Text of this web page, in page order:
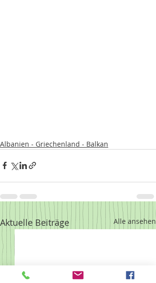
Albanien - Griechenland - Balkan
Aktuelle Beiträge Alle ansehen